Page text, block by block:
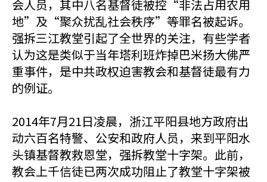
会人员，其中八名基督徒被控“非法占用农用
地”及“聚众扰乱社会秩序”等罪名被起诉。
强拆三江教堂引起了全世界的关注，有些学者
认为这是类似于当年塔利班炸掉巴米扬大佛严
重事件，是中共政权迫害教会和基督徒最有力
的例证。
2014年7月21日凌晨，浙江平阳县地方政府出
动六百名特警、公安和政府人员，来到平阳水
头镇基督教救恩堂，强拆教堂十字架。此前，
教会上千信徒已两次成功阻止了教堂十字架被